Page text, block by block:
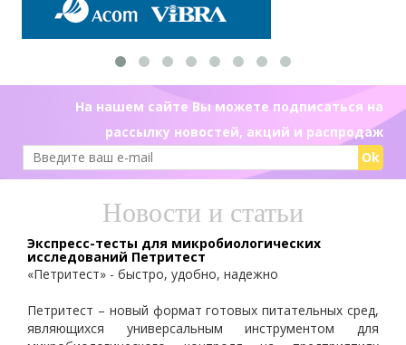
На нашем сайте Вы можете подписаться на
рассылку новостей, акций и распродаж
Ok
Новости и статьи
Экспресс-тесты для микробиологических
исследований Петритест
«Петритест» - быстро, удобно, надежно
Петритест – новый формат готовых питательных сред,
являющихся универсальным инструментом для